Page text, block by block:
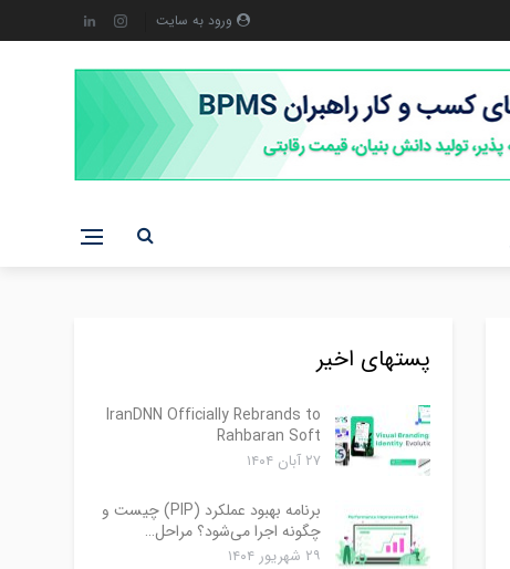
ورود به سایت
پستهای اخیر
IranDNN Officially Rebrands to
Rahbaran Soft
۲۷ آبان ۱۴۰۴
برنامه بهبود عملکرد (PIP) چیست و
چگونه اجرا می‌شود؟ مراحل…
۲۹ شهریور ۱۴۰۴